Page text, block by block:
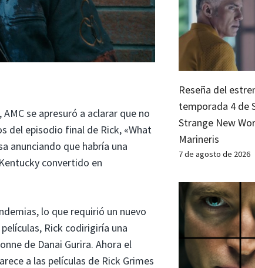
se apresuró a aclarar que no
del episodio final de Rick, «What
anunciando que habría una
convertido en
lo que requirió un nuevo
Rick codirigiría una
de Danai Gurira. Ahora el
a las películas de Rick Grimes
Reseña del
temporada 4 de
Strange New
Marineris
7 de agosto de 2026